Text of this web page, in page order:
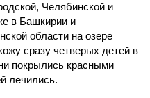
Челябинской и
в Башкирии и
области на озере
сразу четверых детей в
покрылись красными
лечились.